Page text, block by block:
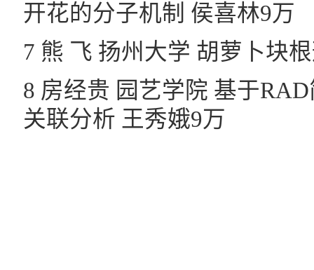
开花的分子机制 侯喜林9万
7 熊 飞 扬州大学 胡萝卜块
8 房经贵 园艺学院 基于
关联分析 王秀娥9万